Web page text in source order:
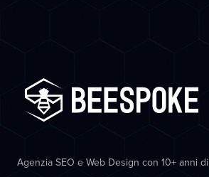
Agenzia SEO e Web Design con 10+ anni